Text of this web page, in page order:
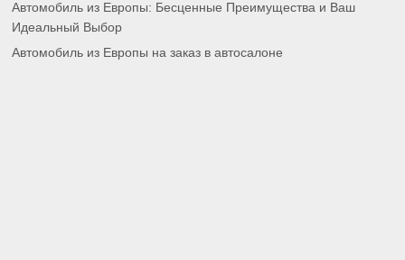
Автомобиль из Европы: Бесценные Преимущества и Ваш
Идеальный Выбор
Автомобиль из Европы на заказ в автосалоне